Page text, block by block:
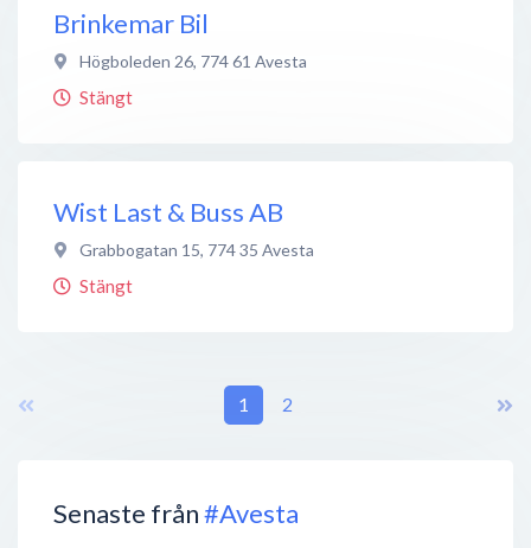
Senaste från#Avesta
Brinkemar Bil
Högboleden 26, 774 61 Avesta
Stängt
Wist Last & Buss AB
Grabbogatan 15, 774 35 Avesta
Stängt
1 2